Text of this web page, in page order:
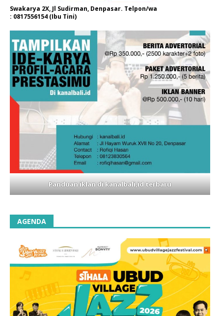
Swakarya 2X, Jl Sudirman, Denpasar. Telpon/wa
: 0817556154 (Ibu Tini)
Panduan iklan di kanalbali,id terbaru
AGENDA